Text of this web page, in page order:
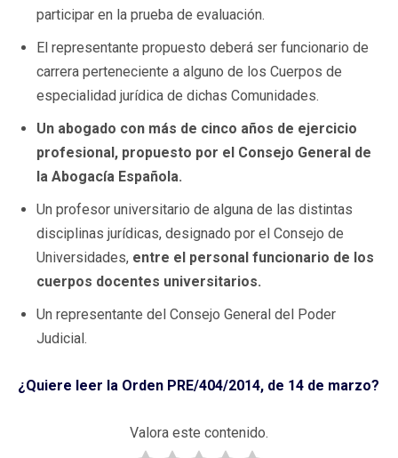
participar en la prueba de evaluación.
El representante propuesto deberá ser funcionario de
carrera perteneciente a alguno de los Cuerpos de
especialidad jurídica de dichas Comunidades.
Un abogado con más de cinco años de ejercicio
profesional, propuesto por el Consejo General de
la Abogacía Española.
Un profesor universitario de alguna de las distintas
disciplinas jurídicas, designado por el Consejo de
Universidades, entre el personal funcionario de los
cuerpos docentes universitarios.
Un representante del Consejo General del Poder
Judicial.
¿Quiere leer la Orden PRE/404/2014, de 14 de marzo?
Valora este contenido.